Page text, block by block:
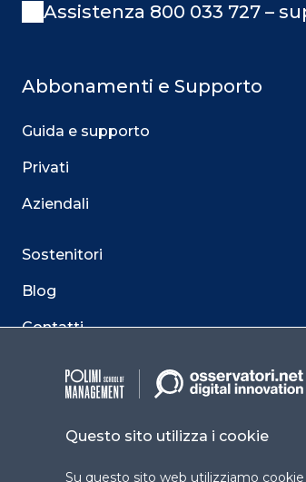
Assistenza 800 033 727 –
Abbonamenti e Supporto
Guida e supporto
Privati
Aziendali
Sostenitori
Blog
Contatti
Questo sito utilizza i cookie
Su questo sito web utilizziamo